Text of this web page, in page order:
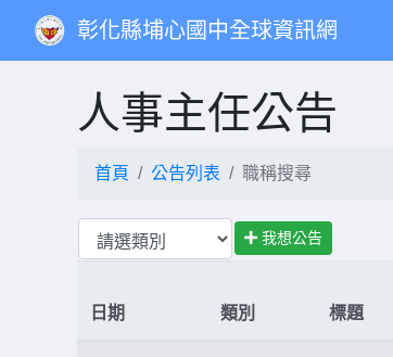
彰化縣埔心國中全球資訊網
人事主任公告
首頁 公告列表 職稱搜尋
我想公告
日期 類別 標題